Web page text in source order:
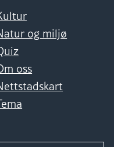
og miljø
oss